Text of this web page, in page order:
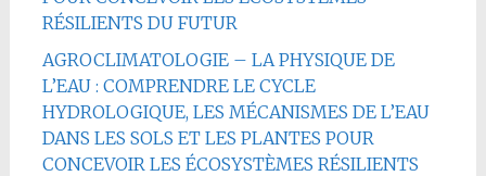
RÉSILIENTS DU FUTUR
AGROCLIMATOLOGIE – LA PHYSIQUE DE
L’EAU : COMPRENDRE LE CYCLE
HYDROLOGIQUE, LES MÉCANISMES DE L’EAU
DANS LES SOLS ET LES PLANTES POUR
CONCEVOIR LES ÉCOSYSTÈMES RÉSILIENTS